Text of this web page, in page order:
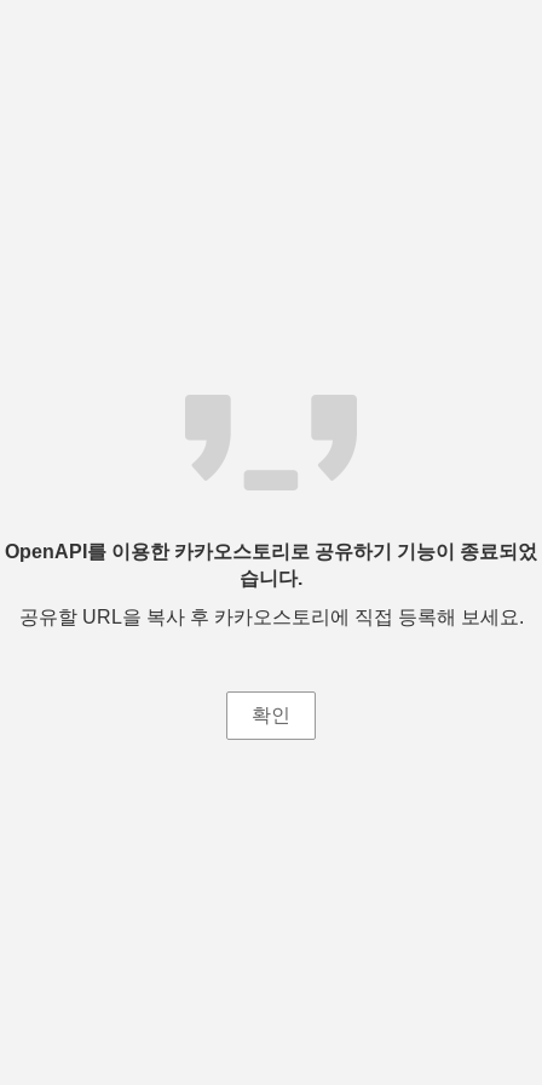
OpenAPI를 이용한 카카오스토리로 공유하기 기능이 종료되었
습니다.
공유할 URL을 복사 후 카카오스토리에 직접 등록해 보세요.
확인